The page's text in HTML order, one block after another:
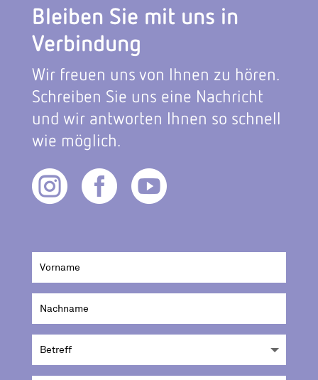
Bleiben Sie mit uns in
Verbindung
Wir freuen uns von Ihnen zu hören.
Schreiben Sie uns eine Nachricht
und wir antworten Ihnen so schnell
wie möglich.
  